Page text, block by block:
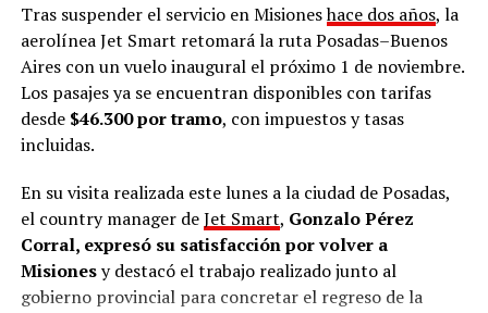
respeto por nuestro pueblo y soberanía”, enfatizó.
Puente Quemado II
Seguidamente,refirió aldesalojoque sufrió la
comunidad mbya Puente Quemado II el 28 de julio
Senay que -a 48 horas de su aplicación- fue suspendido
por la Fiscalía de Instrucción de Puerto Rico,
encabezada porHéctor Simón.
“Esta unidad es indispensablemente importantísima y
Tras suspender el servicio en Misioneshace dos años, la
aerolínea Jet Smart retomará la ruta Posadas–Buenos
Aires con un vuelo inaugural el próximo 1 de noviembre.
Los pasajes ya se encuentran disponibles con tarifas
desde $46.300 por tramo, con impuestos y tasas
incluidas.
En su visita realizada este lunes a la ciudad de Posadas,
el country manager deJet Smart, Gonzalo Pérez
Corral, expresó su satisfacción por volver a
Misionesy destacó el trabajo realizado junto al
gobierno provincial para concretar el regreso de la